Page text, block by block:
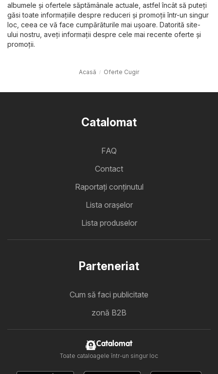
albumele și ofertele săptămânale actuale, astfel încât să puteți
găsi toate informațiile despre reduceri și promoții într-un singur
loc, ceea ce vă face cumpărăturile mai ușoare. Datorită site-
ului nostru, aveți informații despre cele mai recente oferte și
promoții.
Acasă Oferte Cugir
Catalomat
FAQ
Contact
Raportați conținutul
Lista oraşelor
Lista produselor
Parteneriat
Cum să faci publicitate
zonă B2B
Catalomat
Toate cataloagele într-un singur loc